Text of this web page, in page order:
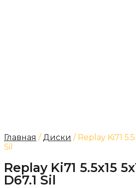
Главная /Диски / Replay Ki71
Sil
Replay Ki71 5.5x15
D67.1 Sil